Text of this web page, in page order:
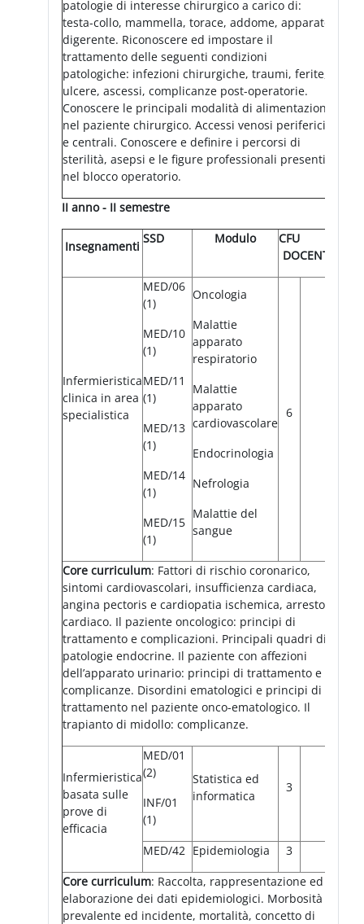
patologie di interesse chirurgico a carico di:
testa-collo, mammella, torace, addome, apparato
digerente. Riconoscere ed impostare il
trattamento delle seguenti condizioni
patologiche: infezioni chirurgiche, traumi, ferite,
ulcere, ascessi, complicanze post-operatorie.
Conoscere le principali modalità di alimentazione
nel paziente chirurgico. Accessi venosi periferici
e centrali. Conoscere e definire i percorsi di
sterilità, asepsi e le figure professionali presenti
nel blocco operatorio.
II anno - II semestre
Insegnamenti
SSD Modulo
CFU
DOCENTE
Infermieristica
clinica in area
specialistica
MED/06
(1)
MED/10
(1)
MED/11
(1)
MED/13
(1)
MED/14
(1)
MED/15
(1)
Oncologia
Malattie
apparato
respiratorio
Malattie
apparato
cardiovascolare
Endocrinologia
Nefrologia
Malattie del
sangue
6
Core curriculum: Fattori di rischio coronarico,
sintomi cardiovascolari, insufficienza cardiaca,
angina pectoris e cardiopatia ischemica, arresto
cardiaco. Il paziente oncologico: principi di
trattamento e complicazioni. Principali quadri di
patologie endocrine. Il paziente con affezioni
dell’apparato urinario: principi di trattamento e
complicanze. Disordini ematologici e principi di
trattamento nel paziente onco-ematologico. Il
trapianto di midollo: complicanze.
Infermieristica
basata sulle
prove di
efficacia
MED/01
(2)
INF/01
(1)
Statistica ed
informatica
3
MED/42 Epidemiologia
3
Core curriculum: Raccolta, rappresentazione ed
elaborazione dei dati epidemiologici. Morbosità
prevalente ed incidente, mortalità, concetto di